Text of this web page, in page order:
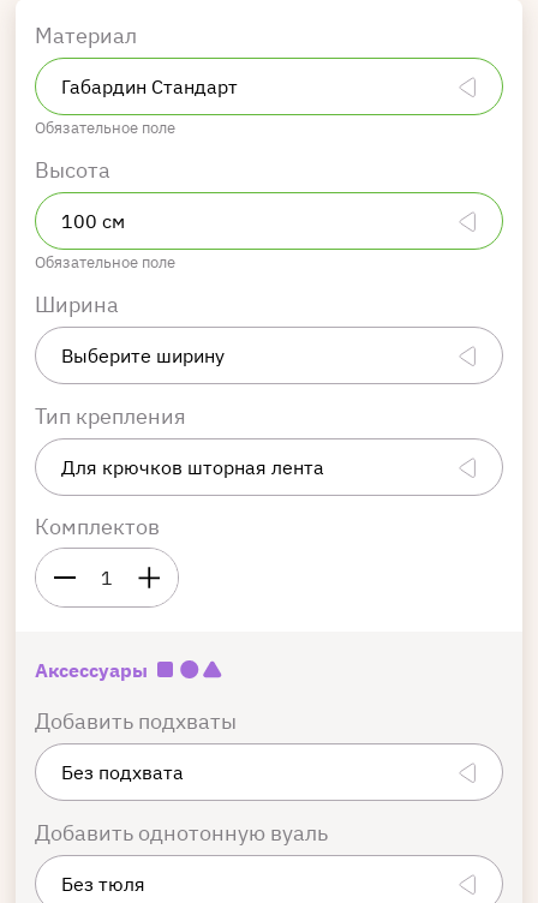
Материал
Обязательное поле
Высота
Обязательное поле
Ширина
Тип крепления
Комплектов
1
Аксессуары
Добавить подхваты
Добавить однотонную вуаль